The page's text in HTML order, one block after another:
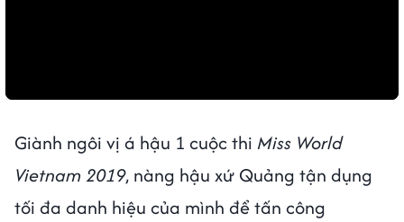
Giành ngôi vị á hậu 1 cuộc thi Miss World
Vietnam 2019, nàng hậu xứ Quảng tận dụng
tối đa danh hiệu của mình để tấn công